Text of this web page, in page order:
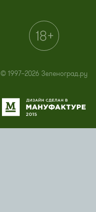
© 1997–2026 Зеленоград.ру